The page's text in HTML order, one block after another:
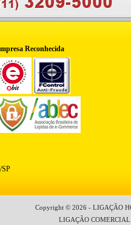
Reconhecida
SP
Copyright © 2026 - LIGAÇÃO
LIGAÇÃO